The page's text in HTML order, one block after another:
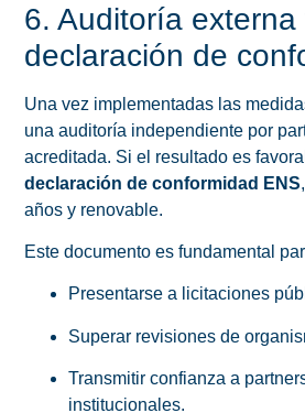
6. Auditoría externa
declaración de
Una vez implementadas las
una auditoría independiente por
acreditada. Si el resultado es
declaración de conformidad ENS
años y renovable.
Este documento es fundamental
Presentarse a licitaciones
Superar revisiones de
Transmitir confianza a
institucionales.